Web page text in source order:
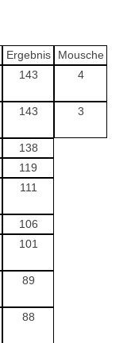
Ergebnis
Mousche
143 4
143 3
138
119
111
106
101
89
88